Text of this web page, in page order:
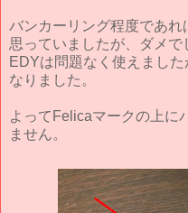
バンカーリング程度であれ
思っていましたが、ダメで
EDYは問題なく使えまし
なりました。
よってFelicaマークの上に
ません。